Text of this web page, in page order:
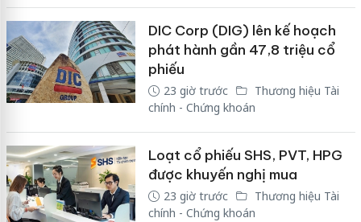
DIC Corp (DIG) lên kế hoạch
phát hành gần 47,8 triệu cổ
phiếu
23 giờ trước
Thương hiệu Tài
chính - Chứng khoán
Loạt cổ phiếu SHS, PVT, HPG
được khuyến nghị mua
23 giờ trước
Thương hiệu Tài
chính - Chứng khoán